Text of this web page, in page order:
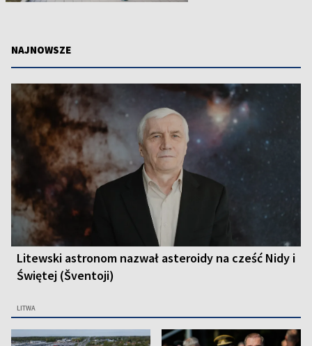
NAJNOWSZE
Litewski astronom nazwał asteroidy na cześć Nidy i
Świętej (Šventoji)
LITWA